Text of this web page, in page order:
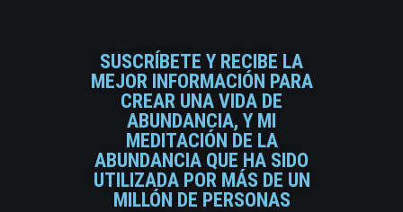
SUSCRÍBETE Y RECIBE LA
MEJOR INFORMACIÓN PARA
CREAR UNA VIDA DE
ABUNDANCIA, Y MI
MEDITACIÓN DE LA
ABUNDANCIA QUE HA SIDO
UTILIZADA POR MÁS DE UN
MILLÓN DE PERSONAS